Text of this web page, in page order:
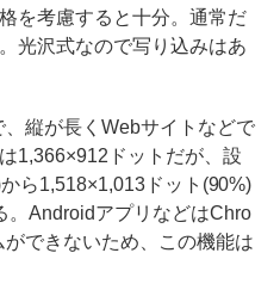
を考慮すると十分。通常だ
光沢式なので写り込みはあ
縦が長くWebサイトなどで
1,366×912ドットだが、設
ら1,518×1,013ドット(90%)
。AndroidアプリなどはChro
できないため、この機能は